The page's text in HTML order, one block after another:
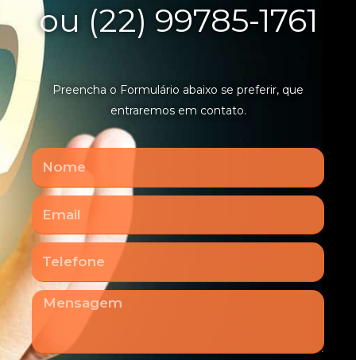
ou (22) 99785-1761
Preencha o Formulário abaixo se preferir, que
entraremos em contato.
Nome
Email
Telefone
Mensagem